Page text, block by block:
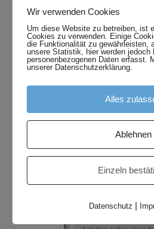
Teil 2 ist da!
Wir verwenden Cookies
Um diese Website zu betreiben, ist
Cookies zu verwenden. Einige
die Funktionalität zu gewährleisten,
unsere Statistik, hier werden jedoch
personenbezogenen Daten erfasst.
unserer Datenschutzerklärung.
Alles
Ablehnen
Einzeln
Datenschutz |